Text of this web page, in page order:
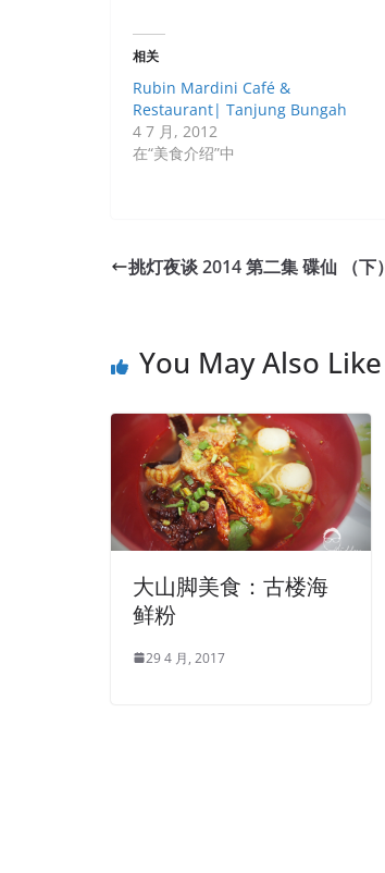
相关
Rubin Mardini Café &
Restaurant| Tanjung Bungah
4 7 月, 2012
在“美食介绍”中
挑灯夜谈 2014 第二集 碟仙 （下）
You May Also Like
大山脚美食：古楼海
鲜粉
29 4 月, 2017